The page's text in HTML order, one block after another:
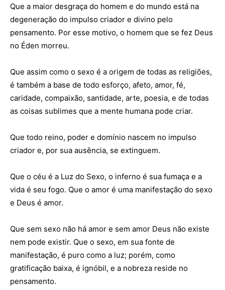
Que a maior desgraça do homem e do mundo está na
degeneração do impulso criador e divino pelo
pensamento. Por esse motivo, o homem que se fez Deus
no Éden morreu.
Que assim como o sexo é a origem de todas as religiões,
é também a base de todo esforço, afeto, amor, fé,
caridade, compaixão, santidade, arte, poesia, e de todas
as coisas sublimes que a mente humana pode criar.
Que todo reino, poder e domínio nascem no impulso
criador e, por sua ausência, se extinguem.
Que o céu é a Luz do Sexo, o inferno é sua fumaça e a
vida é seu fogo. Que o amor é uma manifestação do sexo
e Deus é amor.
Que sem sexo não há amor e sem amor Deus não existe
nem pode existir. Que o sexo, em sua fonte de
manifestação, é puro como a luz; porém, como
gratificação baixa, é ignóbil, e a nobreza reside no
pensamento.